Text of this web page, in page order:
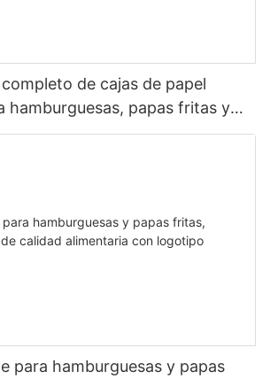
de cajas de papel
hamburguesas, papas fritas y
de comida rápida
para hamburguesas y papas